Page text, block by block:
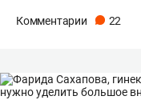
Комментарии 22